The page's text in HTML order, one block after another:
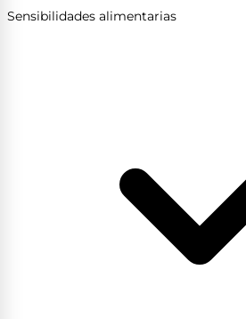
Sensibilidades alimentarias